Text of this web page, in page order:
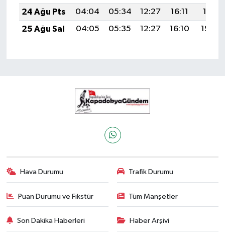
24 Ağu Pts
04:04 05:34 12:27 16:11
19:11
25 Ağu Sal
04:05 05:35 12:27 16:10 19:09
Hava Durumu Trafik Durumu
Puan Durumu ve Fikstür Tüm Manşetler
Son Dakika Haberleri Haber Arşivi